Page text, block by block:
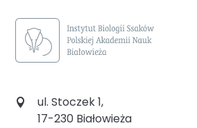
ul. Stoczek 1,
17-230 Białowieża